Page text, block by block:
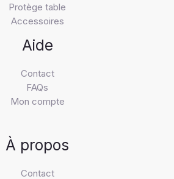
Protège table
Accessoires
Aide
Contact
FAQs
Mon compte
À propos
Contact